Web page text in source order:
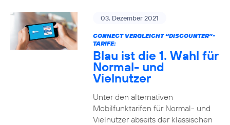
03. Dezember 2021
CONNECT VERGLEICHT “DISCOUNTER”-
TARIFE:
Blau ist die 1. Wahl für
Normal- und
Vielnutzer
Unter den alternativen
Mobilfunktarifen für Normal- und
Vielnutzer abseits der klassischen